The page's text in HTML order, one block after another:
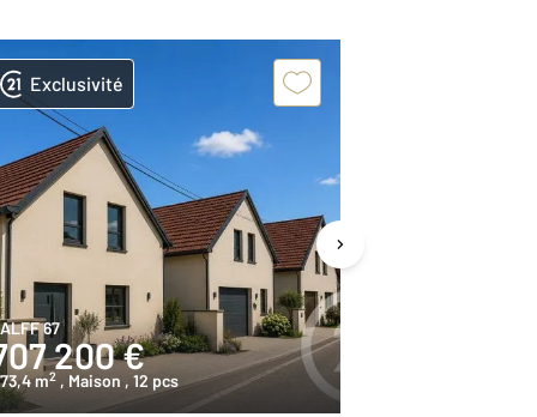
Exclusivité
67
200 €
m2 , Maison , 12 pcs